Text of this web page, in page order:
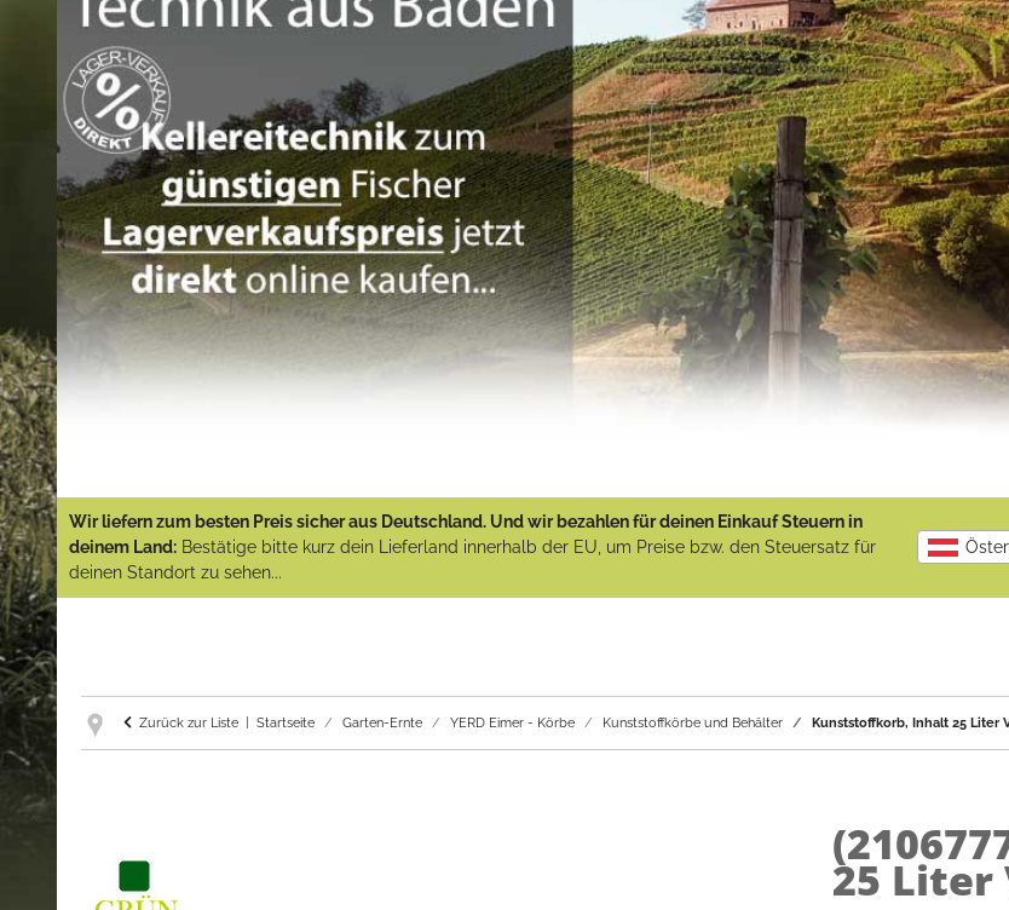
Wir liefern zum besten Preis sicher aus Deutschland. Und wir bezahlen für deinen Einkauf Steuern in
deinem Land: Bestätige bitte kurz dein Lieferland innerhalb der EU, um Preise bzw. den Steuersatz für
deinen Standort zu sehen...
Zurück zur Liste Startseite Garten-Ernte YERD Eimer - Körbe Kunststoffkörbe und Behälter Kunststoffkorb, Inhalt 25 Liter
25 Liter